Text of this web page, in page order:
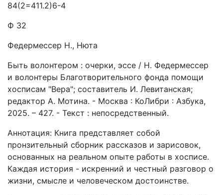
84(2=411.2)6-4
Ф 32
Федермессер Н., Нюта
Быть волонтером : очерки, эссе / Н. Федермессер
и волонтеры Благотворительного фонда помощи
хосписам "Вера"; составитель И. Левитанская;
редактор А. Мотина. - Москва : КоЛибри : Азбука,
2025. – 427. - Текст : непосредственный.
Аннотация: Книга представляет собой
пронзительный сборник рассказов и зарисовок,
основанных на реальном опыте работы в хосписе.
Каждая история - искренний и честный разговор о
жизни, смысле и человеческом достоинстве.